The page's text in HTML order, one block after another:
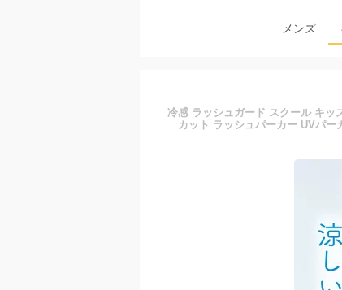
メンズ
冷感 ラッシュガード スクール キッ
カット ラッシュパーカー UVパ